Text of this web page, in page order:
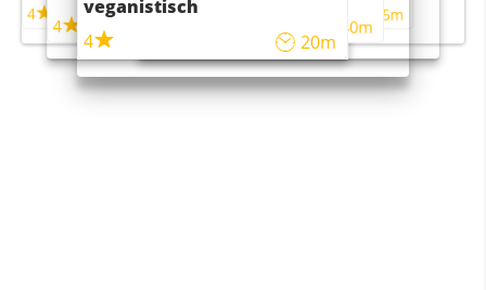
4
4 45m
veganistisch
4
20m
40m
4 55m